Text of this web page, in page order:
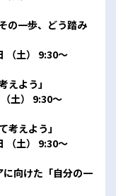
の一歩、どう踏み
（土） 9:30～
えよう」
土） 9:30～
考えよう」
（土） 9:30～
に向けた「自分の一